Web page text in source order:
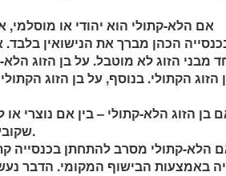
הכהן מברך את הנישואין בלבד.
מבני הזוג לא מוטבל. על בן הזוג
הזוג הקתולי. בנוסף, על בן הזוג
שקובע שהנישואין הקודמים אכן בטלים ומבוטלים.
באמצעות הבישוף המקומי. הדבר